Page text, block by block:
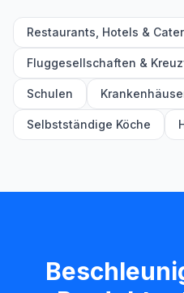
Restaurants, Hotels &
Fluggesellschaften &
Schulen
Selbstständige Köche